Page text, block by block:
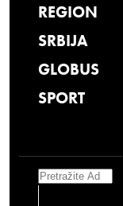
REGION
SRBIJA
GLOBUS
SPORT
Search